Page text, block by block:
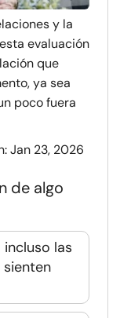
y la
evaluación
que
ya sea
poco fuera
Jan 23, 2026
de algo
las